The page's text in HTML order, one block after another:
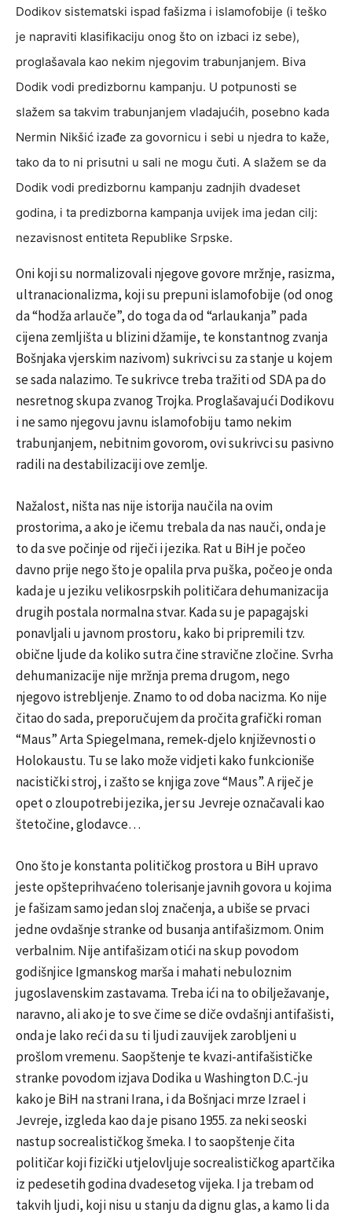
Dodikov sistematski ispad fašizma i islamofobije (i teško
je napraviti klasifikaciju onog što on izbaci iz sebe),
proglašavala kao nekim njegovim trabunjanjem. Biva
Dodik vodi predizbornu kampanju. U potpunosti se
slažem sa takvim trabunjanjem vladajućih, posebno kada
Nermin Nikšić izađe za govornicu i sebi u njedra to kaže,
tako da to ni prisutni u sali ne mogu čuti. A slažem se da
Dodik vodi predizbornu kampanju zadnjih dvadeset
godina, i ta predizborna kampanja uvijek ima jedan cilj:
nezavisnost entiteta Republike Srpske.
Oni koji su normalizovali njegove govore mržnje, rasizma,
ultranacionalizma, koji su prepuni islamofobije (od onog
da “hodža arlauče”, do toga da od “arlaukanja” pada
cijena zemljišta u blizini džamije, te konstantnog zvanja
Bošnjaka vjerskim nazivom) sukrivci su za stanje u kojem
se sada nalazimo. Te sukrivce treba tražiti od SDA pa do
nesretnog skupa zvanog Trojka. Proglašavajući Dodikovu
i ne samo njegovu javnu islamofobiju tamo nekim
trabunjanjem, nebitnim govorom, ovi sukrivci su pasivno
radili na destabilizaciji ove zemlje.
Nažalost, ništa nas nije istorija naučila na ovim
prostorima, a ako je ičemu trebala da nas nauči, onda je
to da sve počinje od riječi i jezika. Rat u BiH je počeo
davno prije nego što je opalila prva puška, počeo je onda
kada je u jeziku velikosrpskih političara dehumanizacija
drugih postala normalna stvar. Kada su je papagajski
ponavljali u javnom prostoru, kako bi pripremili tzv.
obične ljude da koliko sutra čine stravične zločine. Svrha
dehumanizacije nije mržnja prema drugom, nego
njegovo istrebljenje. Znamo to od doba nacizma. Ko nije
čitao do sada, preporučujem da pročita grafički roman
“Maus” Arta Spiegelmana, remek-djelo književnosti o
Holokaustu. Tu se lako može vidjeti kako funkcioniše
nacistički stroj, i zašto se knjiga zove “Maus”. A riječ je
opet o zloupotrebi jezika, jer su Jevreje označavali kao
štetočine, glodavce…
Ono što je konstanta političkog prostora u BiH upravo
jeste opšteprihvaćeno tolerisanje javnih govora u kojima
je fašizam samo jedan sloj značenja, a ubiše se prvaci
jedne ovdašnje stranke od busanja antifašizmom. Onim
verbalnim. Nije antifašizam otići na skup povodom
godišnjice Igmanskog marša i mahati nebuloznim
jugoslavenskim zastavama. Treba ići na to obilježavanje,
naravno, ali ako je to sve čime se diče ovdašnji antifašisti,
onda je lako reći da su ti ljudi zauvijek zarobljeni u
prošlom vremenu. Saopštenje te kvazi-antifašističke
stranke povodom izjava Dodika u Washington D.C.-ju
kako je BiH na strani Irana, i da Bošnjaci mrze Izrael i
Jevreje, izgleda kao da je pisano 1955. za neki seoski
nastup socrealističkog šmeka. I to saopštenje čita
političar koji fizički utjelovljuje socrealističkog apartčika
iz pedesetih godina dvadesetog vijeka. I ja trebam od
takvih ljudi, koji nisu u stanju da dignu glas, a kamo li da